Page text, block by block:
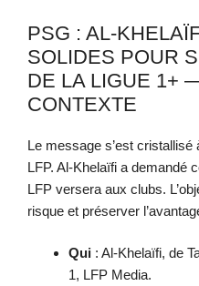
PSG : AL-
SOLIDES POUR
DE LA LIGUE 1+
CONTEXTE
Le message s’est
LFP. Al-Khelaïfi a demandé
LFP versera aux clubs.
risque et préserver
Qui : Al-Khelaïfi, de
1, LFP Media.